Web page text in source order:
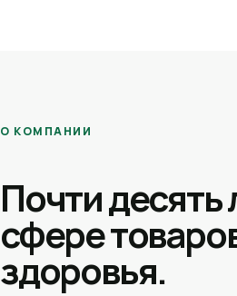
О КОМПАНИИ
Почти десять
сфере
здоровья.